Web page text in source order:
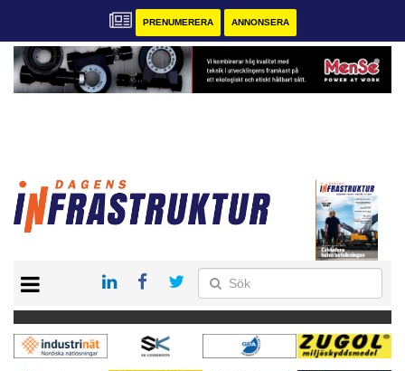
PRENUMERERA ANNONSERA
KONTAKT
VÅRA ANDRA MAGASIN